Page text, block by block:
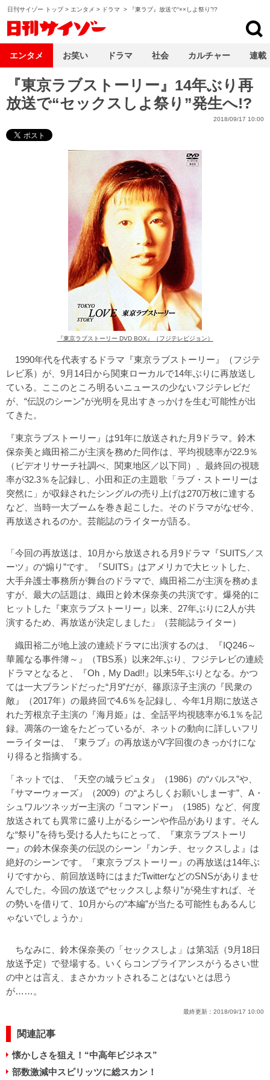
日刊サイゾー トップ> エンタメ > ドラマ > 『東ラブ』放送で“××しよ祭り”!?
『東京ラブストーリー』14年ぶり再
放送で“セックスしよ祭り”発生へ!?
2018/09/17 10:00
『東京ラブストーリー DVD BOX』（フジテレビジョン）
1990年代を代表するドラマ『東京ラブストーリー』（フジテ
レビ系）が、9月14日から関東ローカルで14年ぶりに再放送し
ている。ここのところ明るいニュースの少ないフジテレビだ
が、“伝説のシーン”が光明を見出すきっかけを生む可能性が出
てきた。
『東京ラブストーリー』は91年に放送された月9ドラマ。鈴木
保奈美と織田裕二が主演を務めた同作は、平均視聴率が22.9％
（ビデオリサーチ社調べ、関東地区／以下同）、最終回の視聴
率が32.3％を記録し、小田和正の主題歌「ラブ・ストーリーは
突然に」が収録されたシングルの売り上げは270万枚に達する
など、当時一大ブームを巻き起こした。そのドラマがなぜ今、
再放送されるのか。芸能誌のライターが語る。
「今回の再放送は、10月から放送される月9ドラマ『SUITS／ス
ーツ』の“煽り”です。『SUITS』はアメリカで大ヒットした、
大手弁護士事務所が舞台のドラマで、織田裕二が主演を務めま
すが、最大の話題は、織田と鈴木保奈美の共演です。爆発的に
ヒットした『東京ラブストーリー』以来、27年ぶりに2人が共
演するため、再放送が決定しました」（芸能誌ライター）
織田裕二が地上波の連続ドラマに出演するのは、『IQ246～
華麗なる事件簿～』（TBS系）以来2年ぶり、フジテレビの連続
ドラマとなると、『Oh，My Dad!!』以来5年ぶりとなる。かつ
ては一大ブランドだった“月9”だが、篠原涼子主演の『民衆の
敵』（2017年）の最終回で4.6％を記録し、今年1月期に放送さ
れた芳根京子主演の『海月姫』は、全話平均視聴率が6.1％を記
録。凋落の一途をたどっているが、ネットの動向に詳しいフリ
ーライターは、『東ラブ』の再放送がV字回復のきっかけにな
り得ると指摘する。
「ネットでは、『天空の城ラピュタ』（1986）の“バルス”や、
『サマーウォーズ』（2009）の“よろしくお願いしまーす”、A・
シュワルツネッガー主演の『コマンドー』（1985）など、何度
放送されても異常に盛り上がるシーンや作品があります。そん
な“祭り”を待ち受ける人たちにとって、『東京ラブストーリ
ー』の鈴木保奈美の伝説のシーン『カンチ、セックスしよ』は
絶好のシーンです。『東京ラブストーリー』の再放送は14年ぶ
りですから、前回放送時にはまだTwitterなどのSNSがありませ
んでした。今回の放送で“セックスしよ祭り”が発生すれば、そ
の勢いを借りて、10月からの“本編”が当たる可能性もあるんじ
ゃないでしょうか」
ちなみに、鈴木保奈美の「セックスしよ」は第3話（9月18日
放送予定）で登場する。いくらコンプライアンスがうるさい世
の中とは言え、まさかカットされることはないとは思う
が……。
最終更新： 2018/09/17 10:00
関連記事
懐かしさを狙え！“中高年ビジネス”
部数激減中スピリッツに総スカン！
エンタメ お笑い ドラマ 社会 カルチャー 連載